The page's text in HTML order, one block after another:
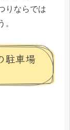
りならでは
。
駐車場